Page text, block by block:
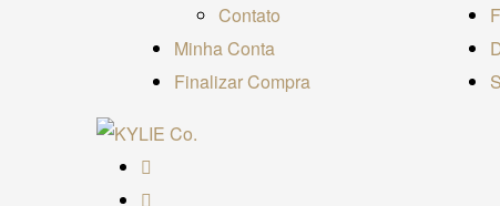
Contato
Minha Conta
Finalizar Compra